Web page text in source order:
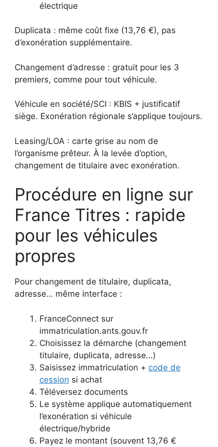
électrique
Duplicata : même coût fixe (13,76 €), pas
d’exonération supplémentaire.
Changement d’adresse : gratuit pour les 3
premiers, comme pour tout véhicule.
Véhicule en société/SCI : KBIS + justificatif
siège. Exonération régionale s’applique toujours.
Leasing/LOA : carte grise au nom de
l’organisme prêteur. À la levée d’option,
changement de titulaire avec exonération.
Procédure en ligne sur
France Titres : rapide
pour les véhicules
propres
Pour changement de titulaire, duplicata,
adresse… même interface :
FranceConnect sur
immatriculation.ants.gouv.fr
Choisissez la démarche (changement
titulaire, duplicata, adresse…)
Saisissez immatriculation + code de
cession si achat
Téléversez documents
Le système applique automatiquement
l’exonération si véhicule
électrique/hybride
Payez le montant (souvent 13,76 €